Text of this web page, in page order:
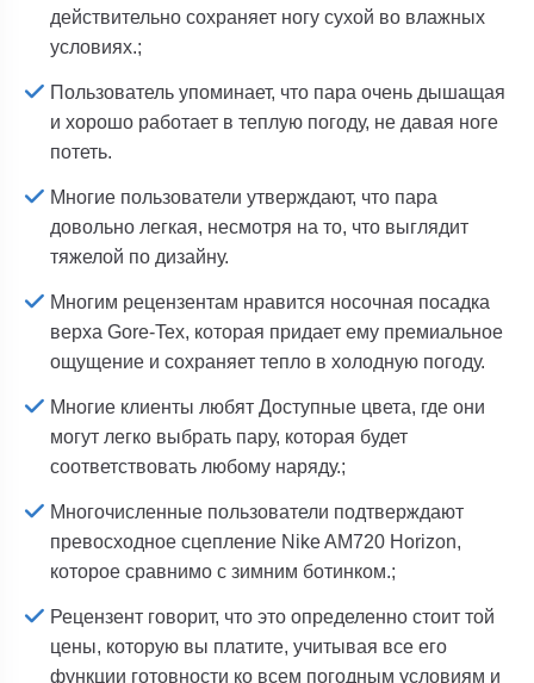
действительно сохраняет ногу сухой во влажных
условиях.;
Пользователь упоминает, что пара очень дышащая
и хорошо работает в теплую погоду, не давая ноге
потеть.
Многие пользователи утверждают, что пара
довольно легкая, несмотря на то, что выглядит
тяжелой по дизайну.
Многим рецензентам нравится носочная посадка
верха Gore-Tex, которая придает ему премиальное
ощущение и сохраняет тепло в холодную погоду.
Многие клиенты любят Доступные цвета, где они
могут легко выбрать пару, которая будет
соответствовать любому наряду.;
Многочисленные пользователи подтверждают
превосходное сцепление Nike AM720 Horizon,
которое сравнимо с зимним ботинком.;
Рецензент говорит, что это определенно стоит той
цены, которую вы платите, учитывая все его
функции готовности ко всем погодным условиям и